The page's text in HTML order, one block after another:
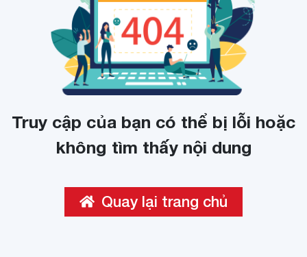
Truy cập của bạn có thể bị lỗi hoặc
không tìm thấy nội dung
Quay lại trang chủ